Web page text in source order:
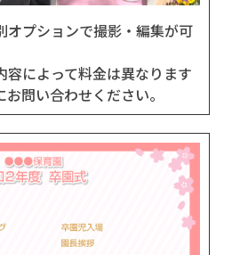
オプションで撮影・編集が可
容によって料金は異なります
問い合わせください。